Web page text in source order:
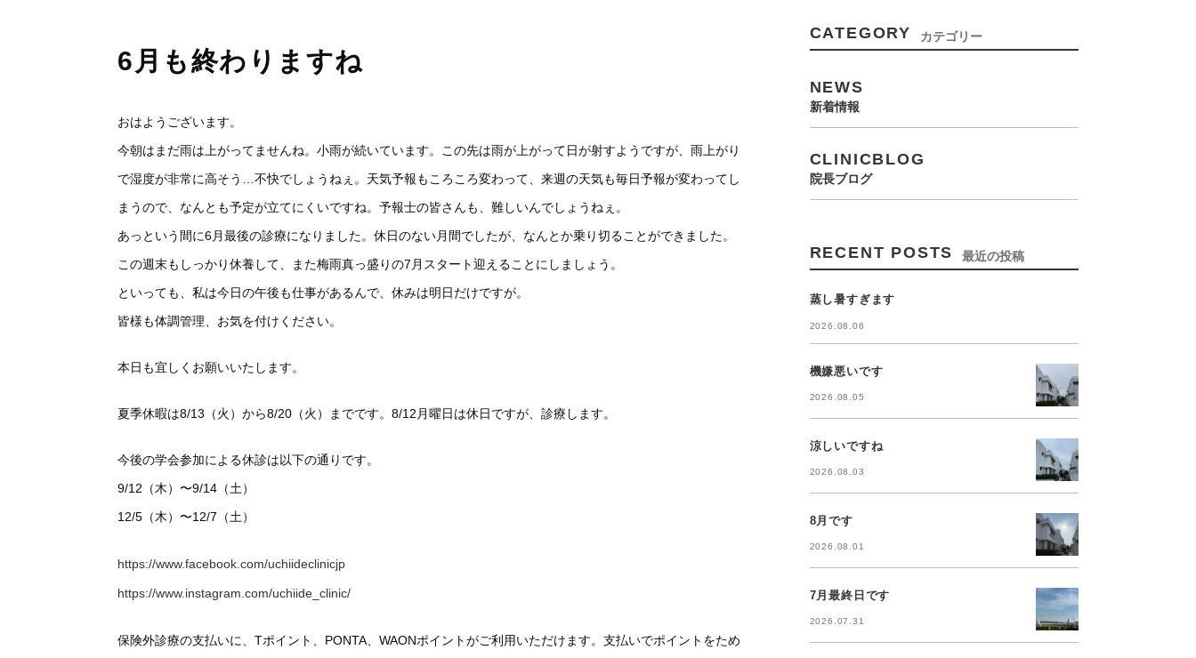
6月も終わりますね
おはようございます。
今朝はまだ雨は上がってませんね。小雨が続いています。この先は雨が上がって日が射すようですが、雨上がり
で湿度が非常に高そう…不快でしょうねぇ。天気予報もころころ変わって、来週の天気も毎日予報が変わってし
まうので、なんとも予定が立てにくいですね。予報士の皆さんも、難しいんでしょうねぇ。
あっという間に6月最後の診療になりました。休日のない月間でしたが、なんとか乗り切ることができました。
この週末もしっかり休養して、また梅雨真っ盛りの7月スタート迎えることにしましょう。
といっても、私は今日の午後も仕事があるんで、休みは明日だけですが。
皆様も体調管理、お気を付けください。
本日も宜しくお願いいたします。
夏季休暇は8/13（火）から8/20（火）までです。8/12月曜日は休日ですが、診療します。
今後の学会参加による休診は以下の通りです。
9/12（木）〜9/14（土）
12/5（木）〜12/7（土）
https://www.facebook.com/uchiideclinicjp
https://www.instagram.com/uchiide_clinic/
保険外診療の支払いに、Tポイント、PONTA、WAONポイントがご利用いただけます。支払いでポイントをため
CATEGORY カテゴリー
NEWS
新着情報
CLINICBLOG
院長ブログ
RECENT POSTS 最近の投稿
蒸し暑すぎます
2026.08.06
機嫌悪いです
2026.08.05
涼しいですね
2026.08.03
8月です
2026.08.01
7月最終日です
2026.07.31